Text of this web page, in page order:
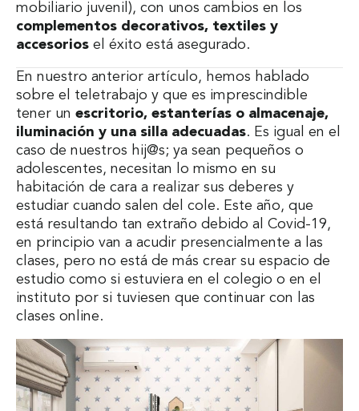
mobiliario juvenil), con unos cambios en los
complementos decorativos, textiles y
accesorios el éxito está asegurado.
En nuestro anterior artículo, hemos hablado
sobre el teletrabajo y que es imprescindible
tener un escritorio, estanterías o almacenaje,
iluminación y una silla adecuadas. Es igual en el
caso de nuestros hij@s; ya sean pequeños o
adolescentes, necesitan lo mismo en su
habitación de cara a realizar sus deberes y
estudiar cuando salen del cole. Este año, que
está resultando tan extraño debido al Covid-19,
en principio van a acudir presencialmente a las
clases, pero no está de más crear su espacio de
estudio como si estuviera en el colegio o en el
instituto por si tuviesen que continuar con las
clases online.